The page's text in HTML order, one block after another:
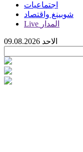
اجتماعيات
شوبينغ واقتصاد
Live المدار